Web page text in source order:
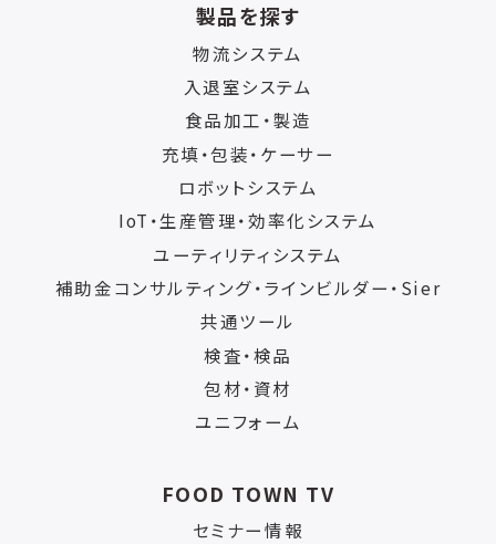
製品を探す
物流システム
入退室システム
食品加工・製造
充填・包装・ケーサー
ロボットシステム
IoT・生産管理・効率化システム
ユーティリティシステム
補助金コンサルティング・ラインビルダー・Sier
共通ツール
検査・検品
包材・資材
ユニフォーム
FOOD TOWN TV
セミナー情報